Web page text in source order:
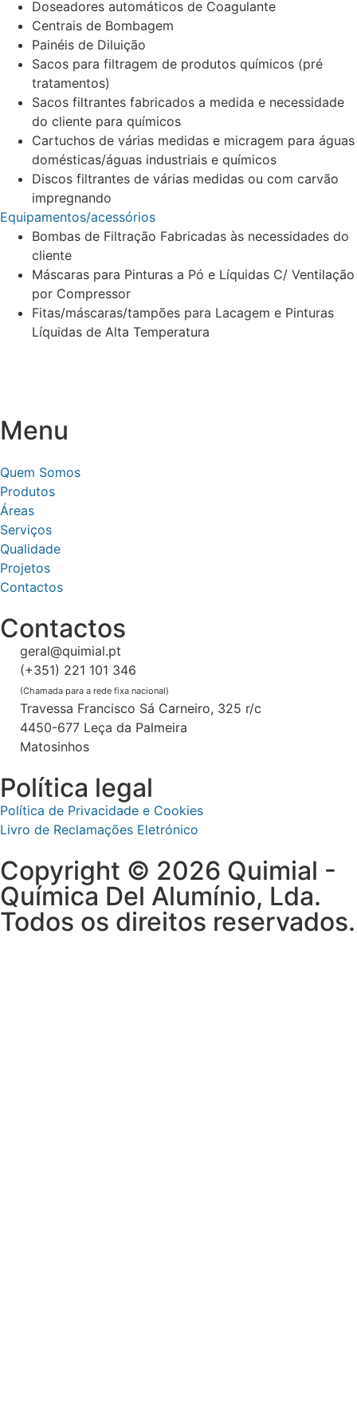
Doseadores automáticos de Coagulante
Centrais de Bombagem
Painéis de Diluição
Sacos para filtragem de produtos químicos (pré
tratamentos)
Sacos filtrantes fabricados a medida e necessidade
do cliente para químicos
Cartuchos de várias medidas e micragem para águas
domésticas/águas industriais e químicos
Discos filtrantes de várias medidas ou com carvão
impregnando
Equipamentos/acessórios
Bombas de Filtração Fabricadas às necessidades do
cliente
Máscaras para Pinturas a Pó e Líquidas C/ Ventilação
por Compressor
Fitas/máscaras/tampões para Lacagem e Pinturas
Líquidas de Alta Temperatura
Menu
Quem Somos
Produtos
Áreas
Serviços
Qualidade
Projetos
Contactos
Contactos
geral@quimial.pt
(+351) 221 101 346
(Chamada para a rede fixa nacional)
Travessa Francisco Sá Carneiro, 325 r/c
4450-677 Leça da Palmeira
Matosinhos
Política legal
Política de Privacidade e Cookies
Livro de Reclamações Eletrónico
Copyright © 2026 Quimial -
Química Del Alumínio, Lda.
Todos os direitos reservados.